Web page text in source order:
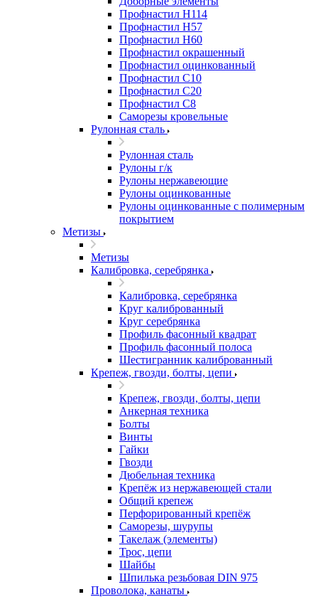
Профнастил Н114
Профнастил Н57
Профнастил Н60
Профнастил окрашенный
Профнастил оцинкованный
Профнастил С10
Профнастил С20
Профнастил С8
Саморезы кровельные
Рулонная сталь
Рулонная сталь
Рулоны г/к
Рулоны нержавеющие
Рулоны оцинкованные
Рулоны оцинкованные с полимерным
покрытием
Метизы
Метизы
Калибровка, серебрянка
Калибровка, серебрянка
Круг калиброванный
Круг серебрянка
Профиль фасонный квадрат
Профиль фасонный полоса
Шестигранник калиброванный
Крепеж, гвозди, болты, цепи
Крепеж, гвозди, болты, цепи
Анкерная техника
Болты
Винты
Гайки
Гвозди
Дюбельная техника
Крепёж из нержавеющей стали
Общий крепеж
Перфорированный крепёж
Саморезы, шурупы
Такелаж (элементы)
Трос, цепи
Шайбы
Шпилька резьбовая DIN 975
Проволока, канаты